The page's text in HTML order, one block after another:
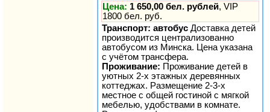
Цена: 1 650,00 бел. рублей, VIP
1800 бел. руб.
Транспорт: автобус Доставка детей
производится централизованно
автобусом из Минска. Цена указана
с учётом трансфера.
Проживание: Проживание детей в
уютных 2-х этажных деревянных
коттеджах. Размещение 2-3-х
местное с общей гостиной с мягкой
мебелью, удобствами в комнате.